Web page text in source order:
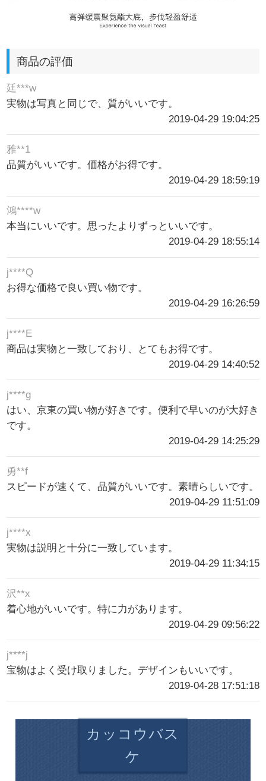
商品の評価
廷***w
実物は写真と同じで、質がいいです。
2019-04-29 19:04:25
雅**1
品質がいいです。価格がお得です。
2019-04-29 18:59:19
鴻****w
本当にいいです。思ったよりずっといいです。
2019-04-29 18:55:14
j****Q
お得な価格で良い買い物です。
2019-04-29 16:26:59
j****E
商品は実物と一致しており、とてもお得です。
2019-04-29 14:40:52
j****g
はい、京東の買い物が好きです。便利で早いのが大好き
です。
2019-04-29 14:25:29
勇**f
スピードが速くて、品質がいいです。素晴らしいです。
2019-04-29 11:51:09
j****x
実物は説明と十分に一致しています。
2019-04-29 11:34:15
沢**x
着心地がいいです。特に力があります。
2019-04-29 09:56:22
j****j
宝物はよく受け取りました。デザインもいいです。
2019-04-28 17:51:18
カッコウバス
ケ